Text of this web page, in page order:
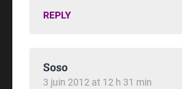
REPLY
Soso
3 juin 2012 at 12 h 31 min